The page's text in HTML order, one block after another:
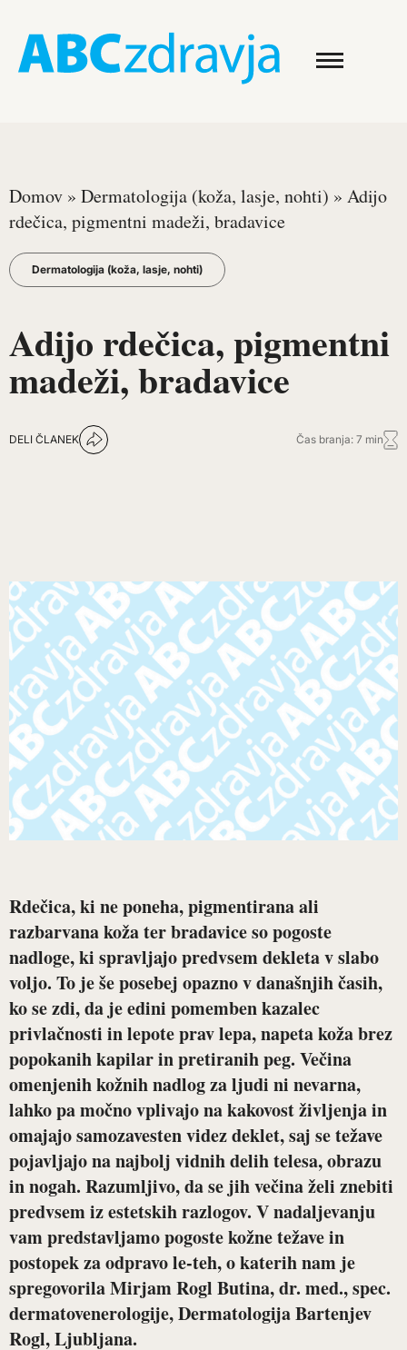
Domov » Dermatologija (koža, lasje, nohti) » Adijo
rdečica, pigmentni madeži, bradavice
Dermatologija (koža, lasje, nohti)
Adijo rdečica, pigmentni
madeži, bradavice
DELI ČLANEK Čas branja: 7 min
Rdečica, ki ne poneha, pigmentirana ali
razbarvana koža ter bradavice so pogoste
nadloge, ki spravljajo predvsem dekleta v slabo
voljo. To je še posebej opazno v današnjih časih,
ko se zdi, da je edini pomemben kazalec
privlačnosti in lepote prav lepa, napeta koža brez
popokanih kapilar in pretiranih peg. Večina
omenjenih kožnih nadlog za ljudi ni nevarna,
lahko pa močno vplivajo na kakovost življenja in
omajajo samozavesten videz deklet, saj se težave
pojavljajo na najbolj vidnih delih telesa, obrazu
in nogah. Razumljivo, da se jih večina želi znebiti
predvsem iz estetskih razlogov. V nadaljevanju
vam predstavljamo pogoste kožne težave in
postopek za odpravo le-teh, o katerih nam je
spregovorila Mirjam Rogl Butina, dr. med., spec.
dermatovenerologije, Dermatologija Bartenjev
Rogl, Ljubljana.